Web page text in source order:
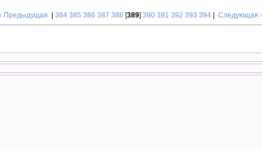
Предыдущая 384 385 386 387 388 [389] 390 391 392 393 394 Следующая